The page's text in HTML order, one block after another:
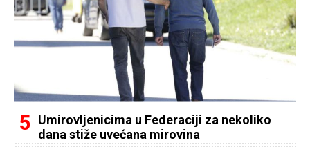
Umirovljenicima u Federaciji za nekoliko
dana stiže uvećana mirovina